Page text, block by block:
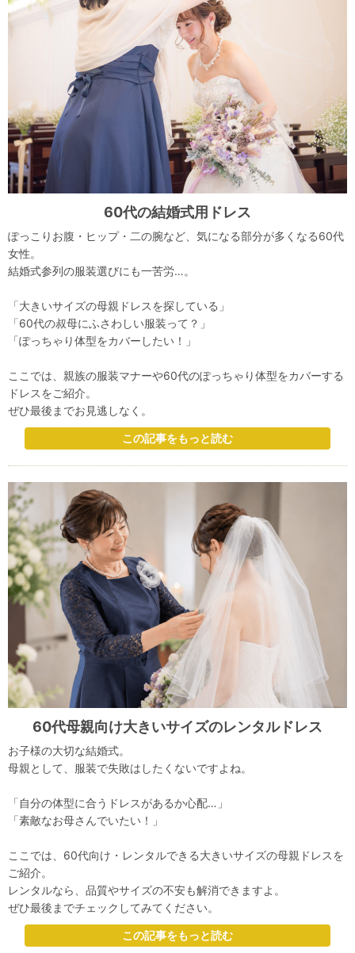
60代の結婚式用ドレス
ぽっこりお腹・ヒップ・二の腕など、気になる部分が多くなる60代
女性。
結婚式参列の服装選びにも一苦労…。
「大きいサイズの母親ドレスを探している」
「60代の叔母にふさわしい服装って？」
「ぽっちゃり体型をカバーしたい！」
ここでは、親族の服装マナーや60代のぽっちゃり体型をカバーする
ドレスをご紹介。
ぜひ最後までお見逃しなく。
この記事をもっと読む
60代母親向け大きいサイズのレンタルドレス
お子様の大切な結婚式。
母親として、服装で失敗はしたくないですよね。
「自分の体型に合うドレスがあるか心配…」
「素敵なお母さんでいたい！」
ここでは、60代向け・レンタルできる大きいサイズの母親ドレスを
ご紹介。
レンタルなら、品質やサイズの不安も解消できますよ。
ぜひ最後までチェックしてみてください。
この記事をもっと読む